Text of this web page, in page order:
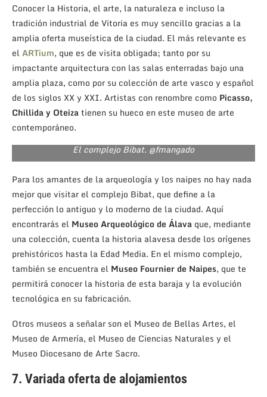
Conocer la Historia, el arte, la naturaleza e incluso la
tradición industrial de Vitoria es muy sencillo gracias a la
amplia oferta museística de la ciudad. El más relevante es
el ARTium, que es de visita obligada; tanto por su
impactante arquitectura con las salas enterradas bajo una
amplia plaza, como por su colección de arte vasco y español
de los siglos XX y XXI. Artistas con renombre como Picasso,
Chillida y Oteizatienen su hueco en este museo de arte
contemporáneo.
El complejo Bibat. @fmangado
Para los amantes de la arqueología y los naipes no hay nada
mejor que visitar el complejo Bibat, que define a la
perfección lo antiguo y lo moderno de la ciudad. Aquí
encontrarás el Museo Arqueológico de Álava que, mediante
una colección, cuenta la historia alavesa desde los orígenes
prehistóricos hasta la Edad Media. En el mismo complejo,
también se encuentra el Museo Fournier de Naipes, que te
permitirá conocer la historia de esta baraja y la evolución
tecnológica en su fabricación.
Otros museos a señalar son el Museo de Bellas Artes, el
Museo de Armería, el Museo de Ciencias Naturales y el
Museo Diocesano de Arte Sacro.
7. Variada oferta de alojamientos